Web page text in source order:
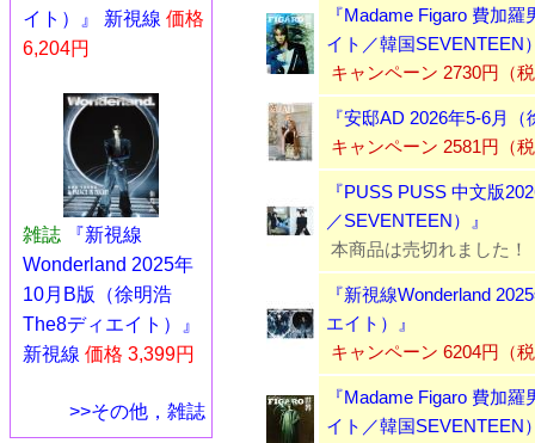
イト）』 新視線 価格
6,204円
雑誌
『新視線
Wonderland 2025年
10月B版（徐明浩
The8ディエイト）』
新視線 価格 3,399円
>>その他，雑誌
『Madame Figaro 費加
イト／韓国SEVENTEEN
キャンペーン 2730円（
『安邸AD 2026年5-6月
キャンペーン 2581円（
『PUSS PUSS 中文版
／SEVENTEEN）』
本商品は売切れました！
『新視線Wonderland
エイト）』
キャンペーン 6204円（
『Madame Figaro 費加
イト／韓国SEVENTEEN